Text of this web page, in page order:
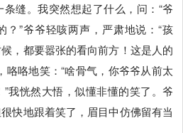
缝。我突然想起了什么，问：“爷
？”爷爷轻咳两声，严肃地说：“孩
，都要嚣张的看向前方！这是人的
咯咯地笑：“啥骨气，你爷爷从前太
我恍然大悟，似懂非懂的笑了。爷
快地跟着笑了，眉目中仿佛留有当